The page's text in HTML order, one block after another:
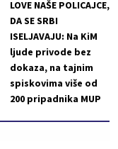
LOVE NAŠE POLICAJCE,
DA SE SRBI
ISELJAVAJU: Na KiM
ljude privode bez
dokaza, na tajnim
spiskovima više od
200 pripadnika MUP